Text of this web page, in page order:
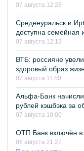
07 августа 12:28
Среднеуральск и
доступна семейная
07 августа 12:13
ВТБ: россияне
здоровый образ
07 августа 11:50
Альфа-Банк
рублей кэшбэка за
07 августа 10:00
ОТП Банк включён
06 августа 21:27